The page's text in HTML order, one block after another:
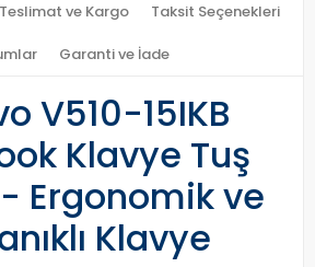
Teslimat ve Kargo Taksit Seçenekleri
Garanti ve İade
V510-15IKB
Klavye Tuş
- Ergonomik ve
Klavye